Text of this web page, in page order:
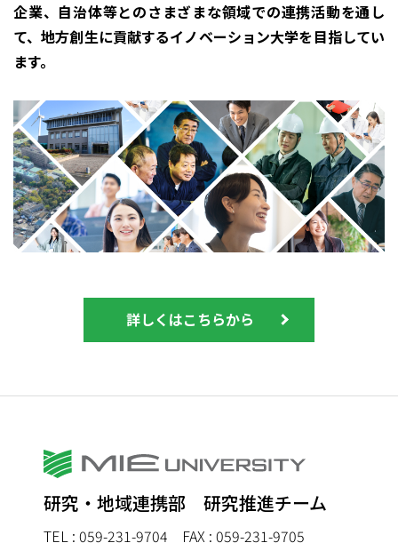
企業、自治体等とのさまざまな領域での連携活動を通し
て、地方創生に貢献するイノベーション大学を目指してい
ます。
詳しくはこちらから
研究・地域連携部 研究推進チーム
TEL : 059-231-9704 FAX : 059-231-9705